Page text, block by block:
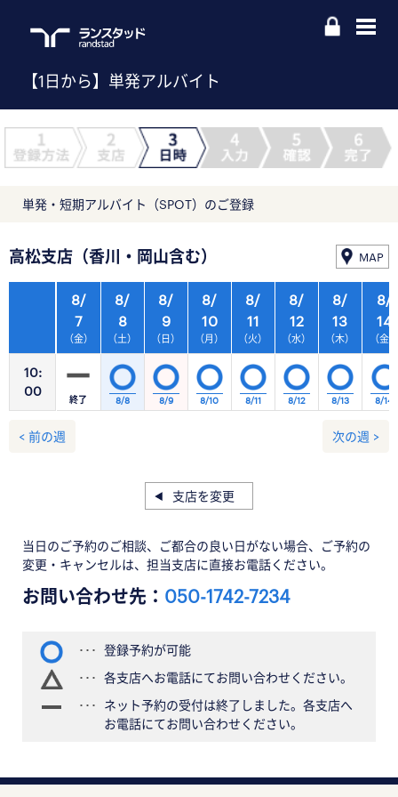
【1日から】単発アルバイト
単発・短期アルバイト（SPOT）のご登録
高松支店（香川・岡山含む） MAP
10:
00
8/
7
（金）
8/
8
（土）
8/
9
（日）
8/
10
（月）
8/
11
（火）
8/
12
（水）
8/
13
（木）
終了 8/8 8/9 8/10 8/11 8/12 8/13
8/
14
（金）
8/14
< 前の週 次の週 >
支店を変更
当日のご予約のご相談、ご都合の良い日がない場合、ご予約の
変更・キャンセルは、担当支店に直接お電話ください。
お問い合わせ先： 050-1742-7234
登録予約が可能
各支店へお電話にてお問い合わせください。
ネット予約の受付は終了しました。各支店へ
お電話にてお問い合わせください。